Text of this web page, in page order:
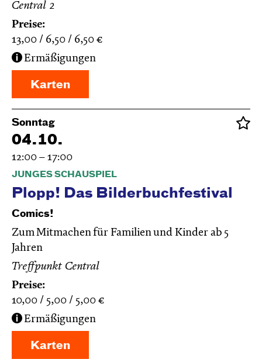
Central 2
Preise:
13,00
6,50 6,50 €
Ermäßigungen
Karten
Sonntag
04.10.
12:00 – 17:00
JUNGES SCHAUSPIEL
Plopp! Das Bilderbuchfestival
Comics!
Zum Mitmachen für Familien und Kinder ab 5
Jahren
Treffpunkt Central
Preise:
10,00
5,00 5,00 €
Ermäßigungen
Karten